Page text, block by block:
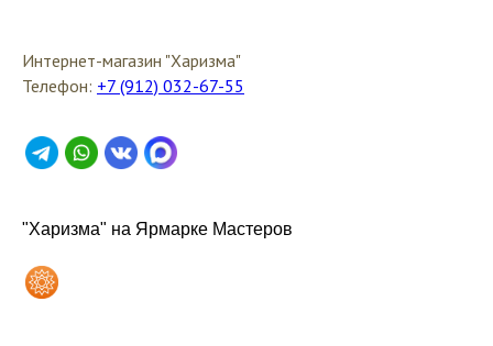
Интернет-магазин "Харизма"
Телефон: +7 (912) 032-67-55
"Харизма" на Ярмарке Мастеров